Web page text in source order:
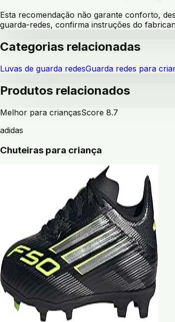
Esta recomendação não garante conforto,
guarda-redes, confirma instruções do
Categorias relacionadas
Luvas de guarda redesGuarda redes para
Produtos relacionados
Melhor para criançasScore 8.7
adidas
Chuteiras para criança